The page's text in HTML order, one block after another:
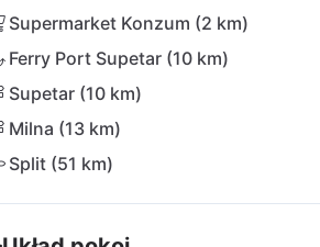
Supermarket Konzum (2 km)
Ferry Port Supetar (10 km)
Supetar (10 km)
Milna (13 km)
Split (51 km)